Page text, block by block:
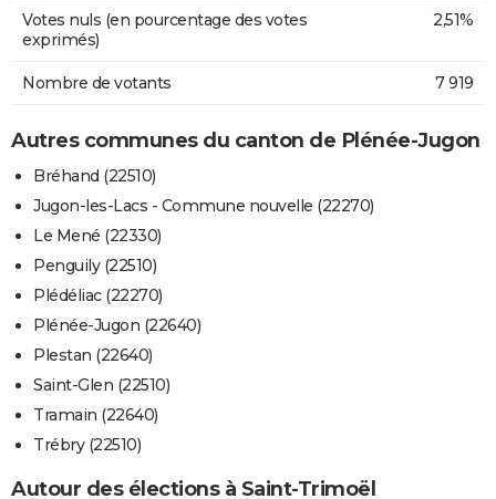
Votes nuls (en pourcentage des votes
exprimés)
2,51%
Nombre de votants 7 919
Autres communes du canton de Plénée-Jugon
Bréhand (22510)
Jugon-les-Lacs - Commune nouvelle (22270)
Le Mené (22330)
Penguily (22510)
Plédéliac (22270)
Plénée-Jugon (22640)
Plestan (22640)
Saint-Glen (22510)
Tramain (22640)
Trébry (22510)
Autour des élections à Saint-Trimoël